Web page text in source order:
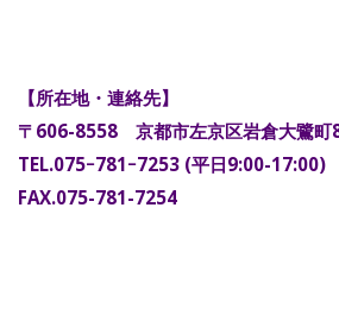
【所在地・連絡先】
〒606-8558 京都市左京区岩倉大鷺町
TEL.075ｰ781ｰ7253 (平日9:00-17:00)
FAX.075-781-7254